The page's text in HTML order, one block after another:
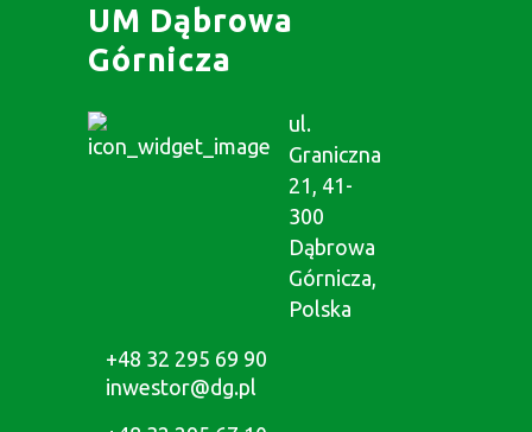
UM Dąbrowa
Górnicza
ul.
Graniczna
21, 41-
300
Dąbrowa
Górnicza,
Polska
+48 32 295 69 90
inwestor@dg.pl